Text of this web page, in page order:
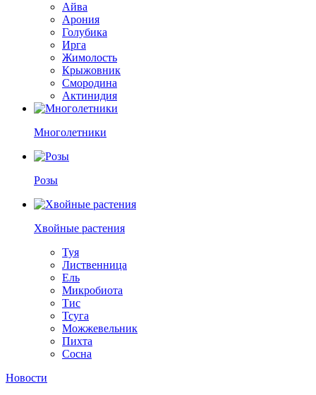
Айва
Арония
Голубика
Ирга
Жимолость
Крыжовник
Смородина
Актинидия
Многолетники
Розы
Хвойные растения
Туя
Лиственница
Ель
Микробиота
Тис
Тсуга
Можжевельник
Пихта
Сосна
Новости